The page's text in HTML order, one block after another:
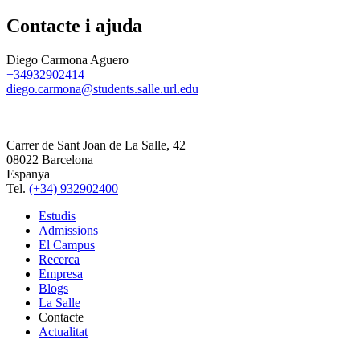
Contacte i ajuda
Diego Carmona Aguero
+34932902414
diego.carmona@students.salle.url.edu
Carrer de Sant Joan de La Salle, 42
08022 Barcelona
Espanya
Tel. (+34) 932902400
Estudis
Admissions
El Campus
Recerca
Empresa
Blogs
La Salle
Contacte
Actualitat